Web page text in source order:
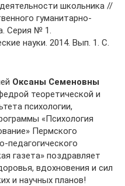
школьника //
гуманитарно-
Серия № 1.
науки. 2014. Вып. 1. С.
Оксаны Семеновны
теоретической и
психологии,
«Психология
Пермского
педагогического
газета» поздравляет
вдохновения и сил
и научных планов!